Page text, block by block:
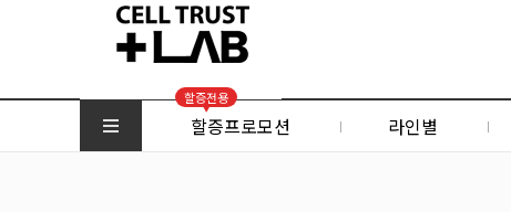
할증전용
할증프로모션 라인별